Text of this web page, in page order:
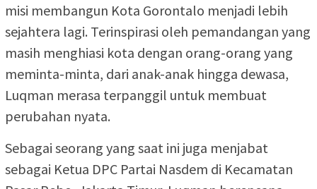
misi membangun Kota Gorontalo menjadi lebih
sejahtera lagi. Terinspirasi oleh pemandangan yang
masih menghiasi kota dengan orang-orang yang
meminta-minta, dari anak-anak hingga dewasa,
Luqman merasa terpanggil untuk membuat
perubahan nyata.
Sebagai seorang yang saat ini juga menjabat
sebagai Ketua DPC Partai Nasdem di Kecamatan